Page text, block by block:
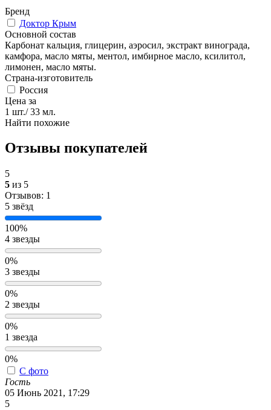
Бренд
Доктор Крым
Основной состав
Карбонат кальция, глицерин, аэросил, экстракт винограда,
камфора, масло мяты, ментол, имбирное масло, ксилитол,
лимонен, масло мяты.
Страна-изготовитель
Россия
Цена за
1 шт./ 33 мл.
Найти похожие
Отзывы покупателей
5
5 из 5
Отзывов: 1
5 звёзд
100%
4 звезды
0%
3 звезды
0%
2 звезды
0%
1 звезда
0%
С фото
Гость
05 Июнь 2021, 17:29
5